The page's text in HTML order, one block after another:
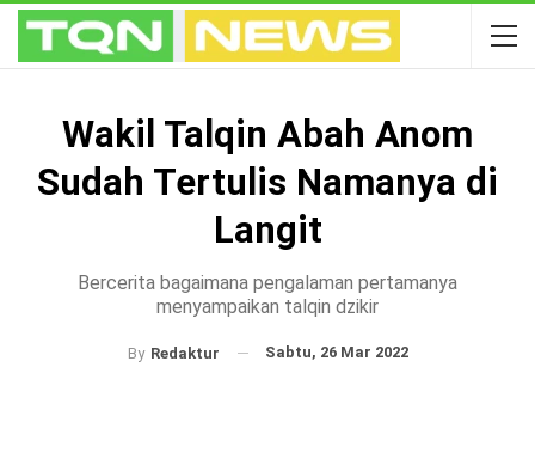
Wakil Talqin Abah Anom
Sudah Tertulis Namanya di
Langit
Bercerita bagaimana pengalaman pertamanya
menyampaikan talqin dzikir
By Redaktur Sabtu, 26 Mar 2022